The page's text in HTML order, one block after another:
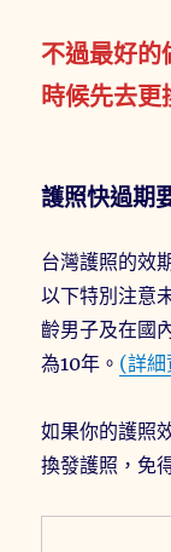
不過最好的
時候先去更
護照快過期
台灣護照的效
以下特別注意
齡男子及在國
為10年。 (詳
如果你的護照
換發護照，免